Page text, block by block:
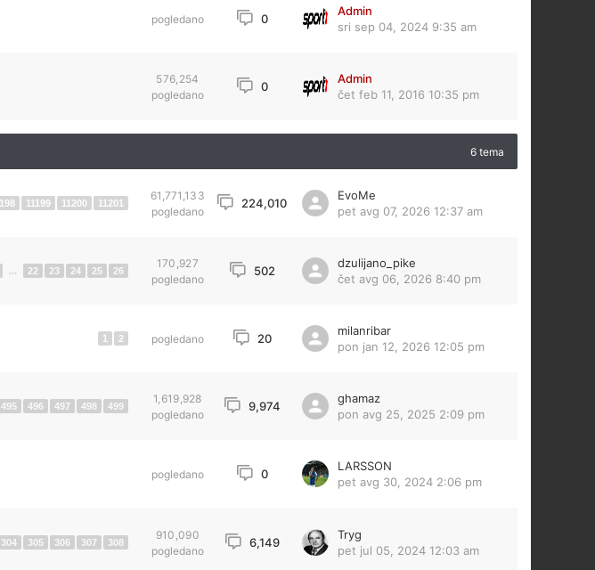
pogledano 0
Admin
sri sep 04, 2024 9:35 am
576,254
pogledano
0
Admin
čet feb 11, 2016 10:35 pm
6 tema
11199 11200 11201
61,771,133
pogledano
224,010
EvoMe
pet avg 07, 2026 12:37 am
... 22 23 24 25 26
170,927
pogledano
502
dzulijano_pike
čet avg 06, 2026 8:40 pm
1 2 pogledano 20
milanribar
pon jan 12, 2026 12:05 pm
495 496 497 498 499
1,619,928
pogledano
9,974
ghamaz
pon avg 25, 2025 2:09 pm
pogledano 0
LARSSON
pet avg 30, 2024 2:06 pm
304 305 306 307 308
910,090
pogledano
6,149
Tryg
pet jul 05, 2024 12:03 am